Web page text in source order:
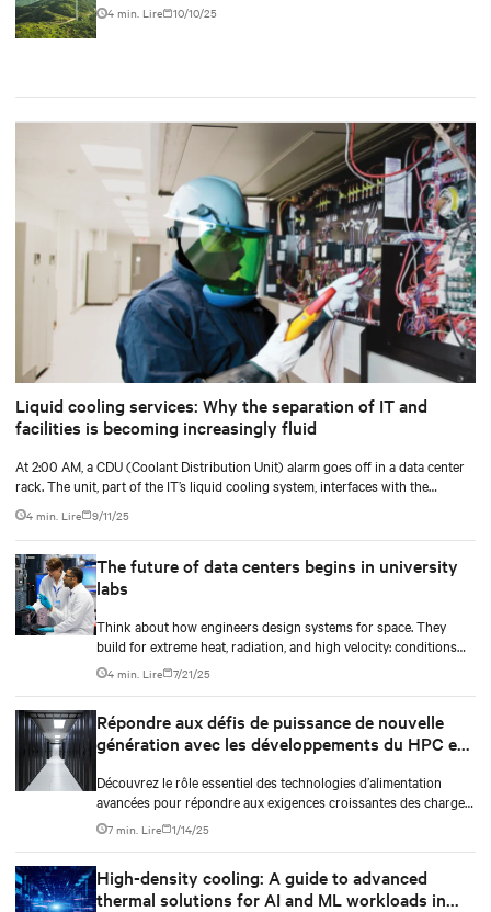
4 min. Lire 10/10/25
Liquid cooling services: Why the separation of IT and
facilities is becoming increasingly fluid
At 2:00 AM, a CDU (Coolant Distribution Unit) alarm goes off in a data center
rack. The unit, part of the IT’s liquid cooling system, interfaces with the
4 min. Lire 9/11/25
The future of data centers begins in university
labs
Think about how engineers design systems for space. They
build for extreme heat, radiation, and high velocity: conditions
they can’t fully simulate on Earth.
4 min. Lire 7/21/25
Répondre aux défis de puissance de nouvelle
génération avec les développements du HPC et
Découvrez le rôle essentiel des technologies d’alimentation
avancées pour répondre aux exigences croissantes des charges
de travail de l’IA et du HPC. Découvrez les solutions de réseau
d’alimentation intégrées, en particulier les ASI, permettent de
centers.
7 min. Lire 1/14/25
High-density cooling: A guide to advanced
thermal solutions for AI and ML workloads in